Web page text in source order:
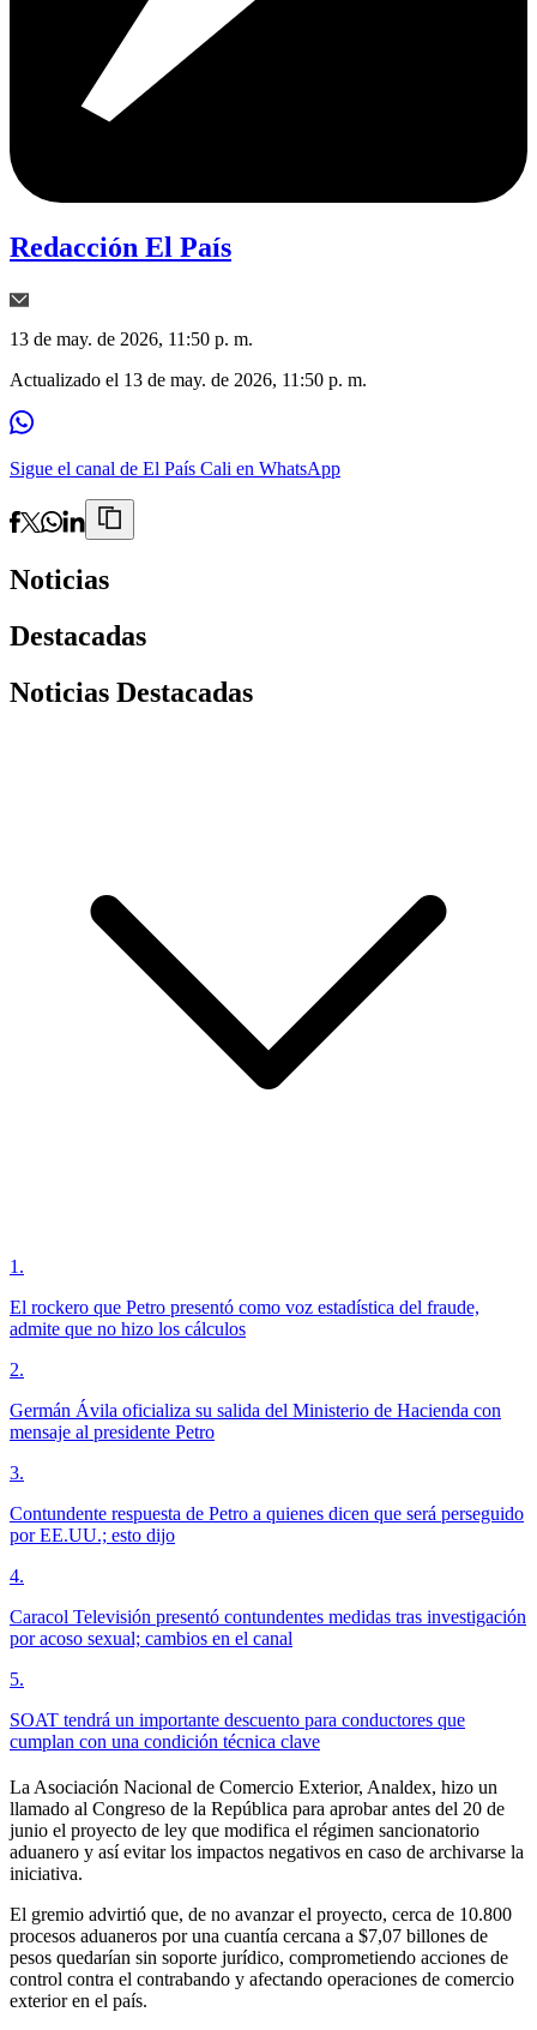
Redacción El País
13 de may. de 2026, 11:50 p. m.
Actualizado el 13 de may. de 2026, 11:50 p. m.
Sigue el canal de El País Cali en WhatsApp
Noticias
Destacadas
Noticias Destacadas
1 .
El rockero que Petro presentó como voz estadística del fraude,
admite que no hizo los cálculos
2.
Germán Ávila oficializa su salida del Ministerio de Hacienda con
mensaje al presidente Petro
3.
Contundente respuesta de Petro a quienes dicen que será perseguido
por EE.UU.; esto dijo
4.
Caracol Televisión presentó contundentes medidas tras investigación
por acoso sexual; cambios en el canal
5.
SOAT tendrá un importante descuento para conductores que
cumplan con una condición técnica clave
La Asociación Nacional de Comercio Exterior, Analdex, hizo un
llamado al Congreso de la República para aprobar antes del 20 de
junio el proyecto de ley que modifica el régimen sancionatorio
aduanero y así evitar los impactos negativos en caso de archivarse la
iniciativa.
El gremio advirtió que, de no avanzar el proyecto, cerca de 10.800
procesos aduaneros por una cuantía cercana a $7,07 billones de
pesos­­ quedarían sin soporte jurídico, comprometiendo acciones de
control contra el contrabando y afectando operaciones de comercio
exterior en el país.